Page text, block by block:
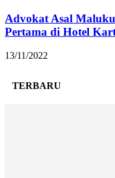
Advokat Asal
Pertama di Hotel
13/11/2022
TERBARU